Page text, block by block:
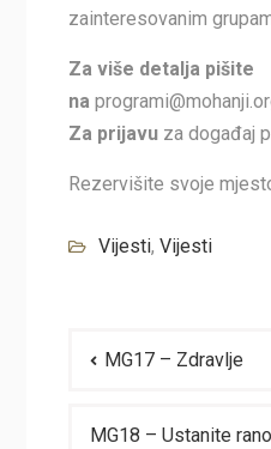
zainteresovanim
Za više detalja pišite
na
Za prijavuza događaj
Rezervišite svoje
Vijesti, Vijesti
članaka
MG17 – Zdravlje
MG18 – Ustanite